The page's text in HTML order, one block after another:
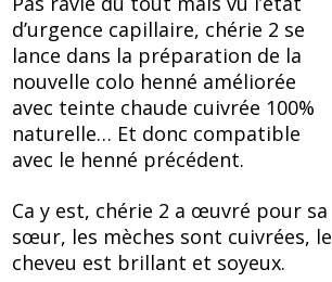
d’urgence capillaire, chérie 2 se
lance dans la préparation de la
nouvelle colo henné améliorée
avec teinte chaude cuivrée 100%
naturelle… Et donc compatible
avec le henné précédent.
Ca y est, chérie 2 a œuvré pour sa
sœur, les mèches sont cuivrées, le
cheveu est brillant et soyeux.